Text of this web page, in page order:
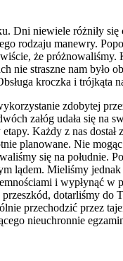
Dni niewiele różniły
rodzaju manewry.
że
nie straszne nam
kroczka i
zdobytej
załóg udała się na
Każdy z nas
planowane. Nie
się na południe.
lądem. Mieliśmy
i wypłynąć
dotarliśmy do
przechodzić przez
nieuchronnie